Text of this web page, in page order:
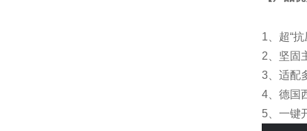
1、超“
2、 坚固
3、适配
4、德国
5、一键